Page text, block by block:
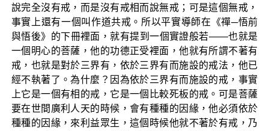
說完全沒有戒，而是沒有戒相而說無戒；可是這個無戒，
事實上還有一個叫作道共戒。所以平實導師在《禪─悟前
與悟後》的下冊裡面，就有提到一個實證般若——也就是
一個明心的菩薩，他的功德正受裡面，他就有所謂不著有
戒，也就是對於三界有，依於三界有而施設的戒法，他已
經不執著了。為什麼？因為依於三界有而施設的戒，事實
上它是一個有相的戒，它是一個比較死板的戒。可是菩薩
要在世間廣利人天的時候，會有種種的因緣，他必須依於
種種的因緣，來利益眾生，這個時候他就不著於有戒，乃